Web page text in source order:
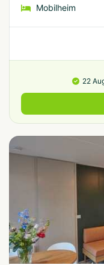
Mobilheim
22